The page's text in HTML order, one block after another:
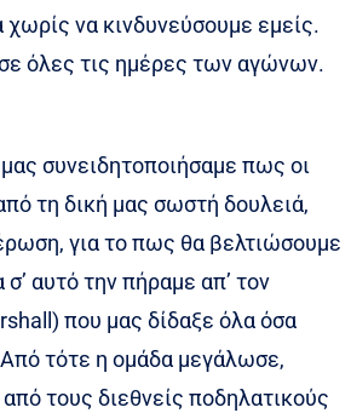
να κινδυνεύσουμε εμείς.
όλες τις ημέρες των αγώνων.
συνειδητοποιήσαμε πως οι
τη δική μας σωστή δουλειά,
για το πως θα βελτιώσουμε
αυτό την πήραμε απ’ τον
που μας δίδαξε όλα όσα
τότε η ομάδα μεγάλωσε,
τους διεθνείς ποδηλατικούς